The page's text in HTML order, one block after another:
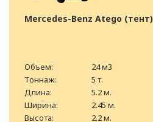
Mercedes-Benz Atego (тент)
Объем:
24 м3
Тоннаж:
5 т.
Длина:
5.2 м.
Ширина:
2.45 м.
Высота:
2.2 м.